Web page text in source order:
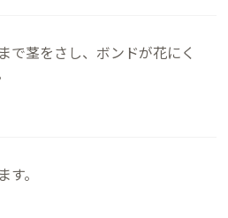
で茎をさし、ボンドが花にく
。